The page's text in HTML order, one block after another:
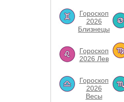
Гороскоп
2026
Близнецы
Гороскоп
2026 Лев
Гороскоп
2026
Весы